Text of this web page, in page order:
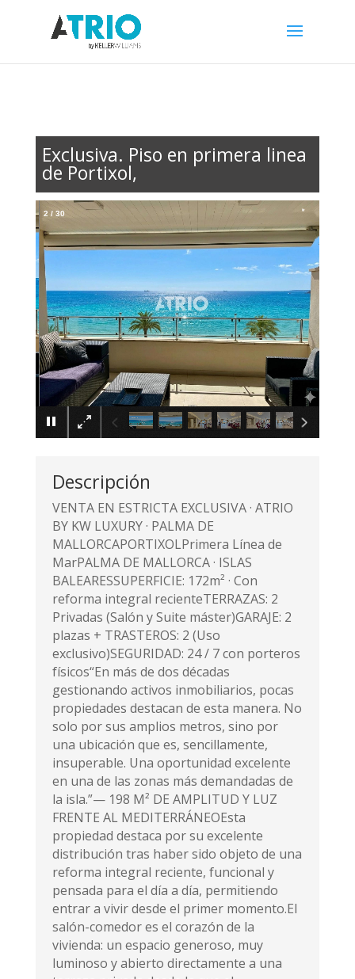
Exclusiva. Piso en primera linea
de Portixol,
×
2 / 30
Descripción
VENTA EN ESTRICTA EXCLUSIVA · ATRIO
BY KW LUXURY · PALMA DE
MALLORCAPORTIXOLPrimera Línea de
MarPALMA DE MALLORCA · ISLAS
BALEARESSUPERFICIE: 172m² · Con
reforma integral recienteTERRAZAS: 2
Privadas (Salón y Suite máster)GARAJE: 2
plazas + TRASTEROS: 2 (Uso
exclusivo)SEGURIDAD: 24 / 7 con porteros
físicos“En más de dos décadas
gestionando activos inmobiliarios, pocas
propiedades destacan de esta manera. No
solo por sus amplios metros, sino por
una ubicación que es, sencillamente,
insuperable. Una oportunidad excelente
en una de las zonas más demandadas de
la isla.”— 198 M² DE AMPLITUD Y LUZ
FRENTE AL MEDITERRÁNEOEsta
propiedad destaca por su excelente
distribución tras haber sido objeto de una
reforma integral reciente, funcional y
pensada para el día a día, permitiendo
entrar a vivir desde el primer momento.El
salón-comedor es el corazón de la
vivienda: un espacio generoso, muy
luminoso y abierto directamente a una